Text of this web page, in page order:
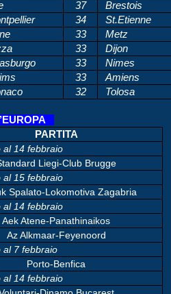
37 Brestois
34 St.Etienne
33 Metz
33 Dijon
33 Nimes
33 Amiens
32 Tolosa
PARTITA
al 14 febbraio
Liegi-Club Brugge
al 15 febbraio
Spalato-Lokomotiva Zagabria
al 14 febbraio
Aek Atene-Panathinaikos
Az Alkmaar-Feyenoord
al 7 febbraio
Porto-Benfica
al 14 febbraio